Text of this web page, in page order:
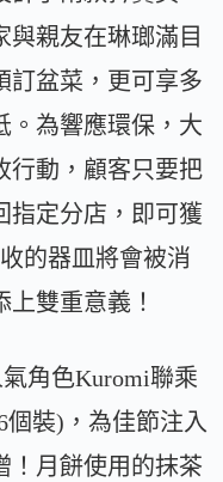
與親友在琳瑯滿目
訂盆菜，更可享多
。為響應環保，大
行動，顧客只要把
指定分店，即可獲
的器皿將會被消
雙重意義！
角色Kuromi聯乘
裝)，為佳節注入
！月餅使用的抹茶